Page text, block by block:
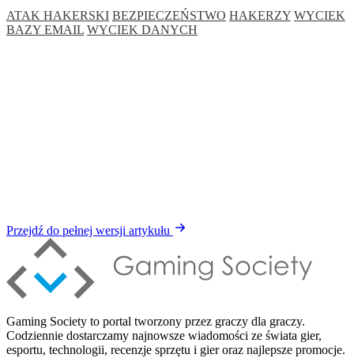
ATAK HAKERSKI BEZPIECZEŃSTWO HAKERZY WYCIEK
BAZY EMAIL WYCIEK DANYCH
Przejdź do pełnej wersji artykułu
Gaming Society to portal tworzony przez graczy dla graczy.
Codziennie dostarczamy najnowsze wiadomości ze świata gier,
esportu, technologii, recenzje sprzętu i gier oraz najlepsze promocje.